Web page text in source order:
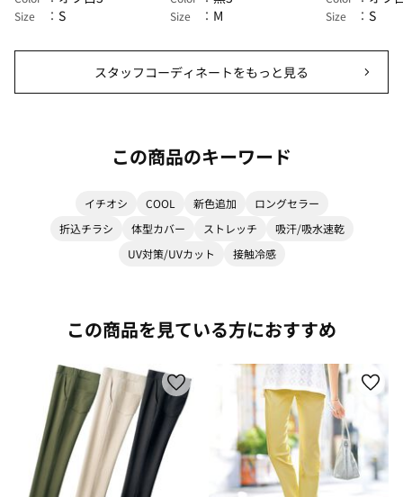
Size S Size M Size S
スタッフコーディネートをもっと見る
この商品のキーワード
イチオシ COOL 新色追加
ロングセラー
折込チラシ
体型カバー ストレッチ
吸汗/吸水速乾
UV対策/UVカット
接触冷感
この商品を見ている方におすすめ